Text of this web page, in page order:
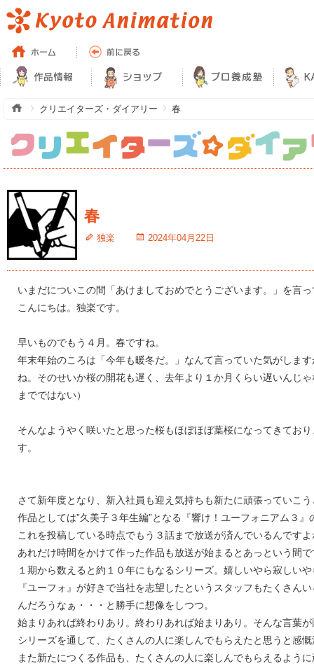
クリエイターズ・ダイアリー 春
春
独楽 2024年04月22日
いまだについこの間「あけましておめでとうございます。」を言
こんにちは。独楽です。
早いものでもう４月。春ですね。
年末年始のころは「今年も暖冬だ。」なんて言っていた気がしま
ね。そのせいか桜の開花も遅く、去年より１か月くらい遅いんじ
までではない）
そんなようやく咲いたと思った桜もほぼほぼ葉桜になってきてお
す。
さて新年度となり、新入社員も迎え気持ちも新たに頑張っていこ
作品としては”久美子３年生編”となる『響け！ユーフォニアム３
これを投稿している時点でもう３話まで放送が済んでいるんです
あれだけ時間をかけて作った作品も放送が始まるとあっという間で
１期から数えると約１０年にもなるシリーズ。嬉しいやら寂しい
『ユーフォ』が好きで当社を志望したというスタッフもたくさん
んだろうなぁ・・・と勝手に想像をしつつ。
始まりあれば終わりあり。終わりあれば始まりあり。そんな言葉
シリーズを通して、たくさんの人に楽しんでもらえたと思うと感
また新たにつくる作品も、たくさんの人に楽しんでもらえるよう